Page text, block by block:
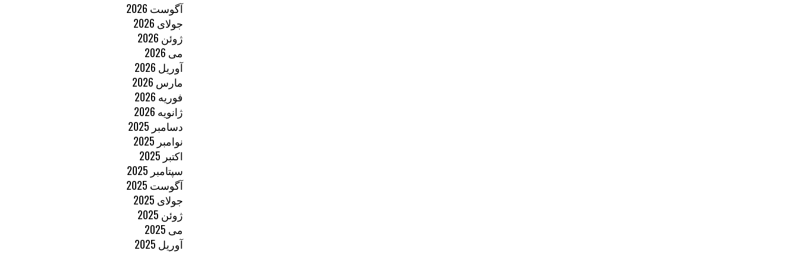
آگوست 2026
جولای 2026
ژوئن 2026
می 2026
آوریل 2026
مارس 2026
فوریه 2026
ژانویه 2026
دسامبر 2025
نوامبر 2025
اکتبر 2025
سپتامبر 2025
آگوست 2025
جولای 2025
ژوئن 2025
می 2025
آوریل 2025